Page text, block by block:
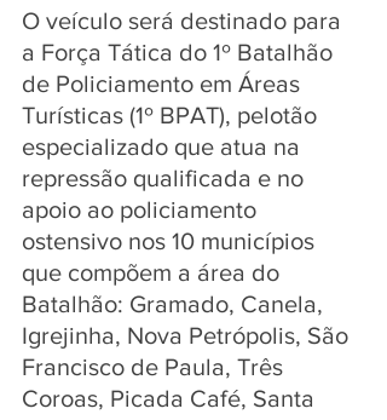
O veículo será destinado para
a Força Tática do 1º Batalhão
de Policiamento em Áreas
Turísticas (1º BPAT), pelotão
especializado que atua na
repressão qualificada e no
apoio ao policiamento
ostensivo nos 10 municípios
que compõem a área do
Batalhão: Gramado, Canela,
Igrejinha, Nova Petrópolis, São
Francisco de Paula, Três
Coroas, Picada Café, Santa